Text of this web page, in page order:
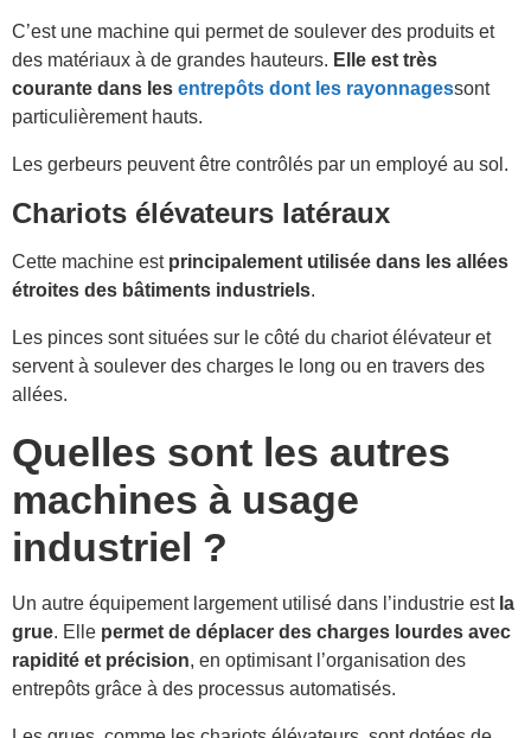
C’est une machine qui permet de soulever des produits et
des matériaux à de grandes hauteurs. Elle est très
courante dans les entrepôts dont les rayonnagessont
particulièrement hauts.
Les gerbeurs peuvent être contrôlés par un employé au sol.
Chariots élévateurs latéraux
Cette machine est principalement utilisée dans les allées
étroites des bâtiments industriels.
Les pinces sont situées sur le côté du chariot élévateur et
servent à soulever des charges le long ou en travers des
allées.
Quelles sont les autres
machines à usage
industriel ?
Un autre équipement largement utilisé dans l’industrie est la
grue. Elle permet de déplacer des charges lourdes avec
rapidité et précision, en optimisant l’organisation des
entrepôts grâce à des processus automatisés.